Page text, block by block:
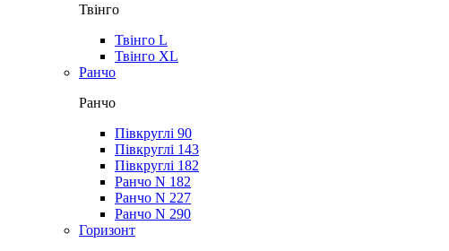
Твінго
Твінго L
Твінго XL
Ранчо
Ранчо
Півкруглі 90
Півкруглі 143
Півкруглі 182
Ранчо N 182
Ранчо N 227
Ранчо N 290
Горизонт